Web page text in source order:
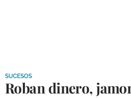
DEPORTES
SUCESOS
Roban dinero,